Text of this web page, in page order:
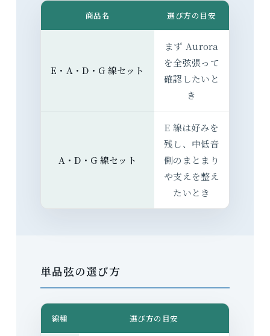
商品名 選び方の目安
E・A・D・G 線セット
まず Aurora
を全弦張って
確認したいと
き
A・D・G 線セット
E 線は好みを
残し、中低音
側のまとまり
や支えを整え
たいとき
単品弦の選び方
線種 選び方の目安